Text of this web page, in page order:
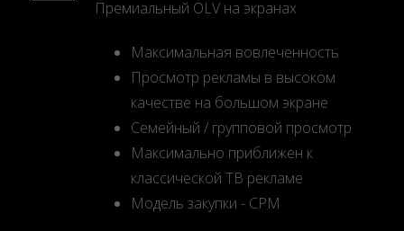
Премиальный OLV на экранах
Максимальная вовлеченность
Просмотр рекламы в высоком
качестве на большом экране
Семейный / групповой просмотр
Максимально приближен к
классической ТВ рекламе
Модель закупки - CPM